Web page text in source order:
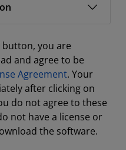
you are
and agree to be
Agreement. Your
after clicking on
do not agree to these
not have a license or
the software.